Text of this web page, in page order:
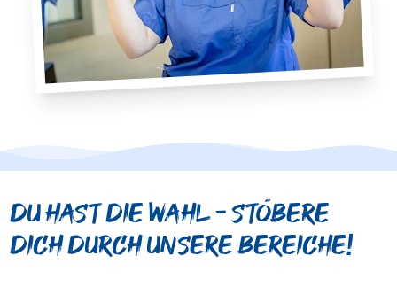
Du hast die Wahl – stöbere
dich durch unsere Bereiche!